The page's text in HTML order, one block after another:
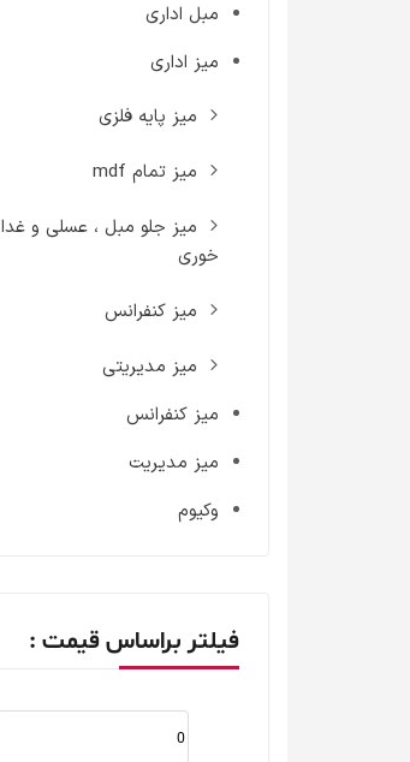
مبل اداری
میز اداری
میز پایه فلزی
میز تمام mdf
میز جلو مبل ، عسلی و غدا
خوری
میز کنفرانس
میز مدیریتی
میز کنفرانس
میز مدیریت
وکیوم
فیلتر براساس قیمت :